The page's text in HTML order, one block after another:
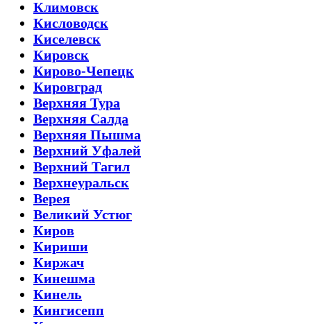
Климовск
Кисловодск
Киселевск
Кировск
Кирово-Чепецк
Кировград
Верхняя Тура
Верхняя Салда
Верхняя Пышма
Верхний Уфалей
Верхний Тагил
Верхнеуральск
Верея
Великий Устюг
Киров
Кириши
Киржач
Кинешма
Кинель
Кингисепп